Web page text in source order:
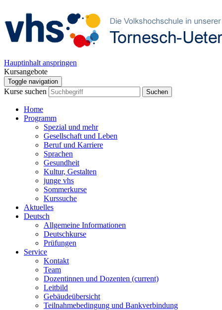
Hauptinhalt anspringen
Kursangebote
Toggle navigation
Kurse suchen Suchen
Home
Programm
Spezial und mehr
Gesellschaft und Leben
Beruf und Karriere
Sprachen
Gesundheit
Kultur, Gestalten
junge vhs
Sommerkurse
Kurssuche
Aktuelles
Deutsch
Allgemeine Informationen
Deutschkurse
Prüfungen
Service
Kontakt
Team
Dozentinnen und Dozenten (current)
Leitbild
Gebäudeübersicht
Teilnahmebedingung und Bankverbindung